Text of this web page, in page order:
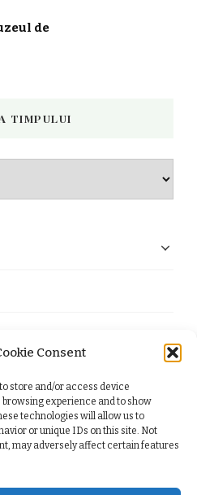
Consent
store and/or access device
experience and to show
technologies will allow us to
or unique IDs on this site. Not
may adversely affect certain features
de
TIMPULUI